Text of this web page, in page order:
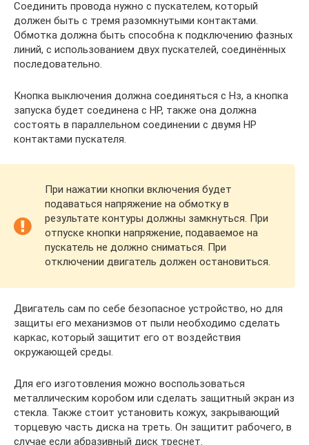
Соединить провода нужно с пускателем, который
должен быть с тремя разомкнутыми контактами.
Обмотка должна быть способна к подключению фазных
линий, с использованием двух пускателей, соединённых
последовательно.
Кнопка выключения должна соединяться с Нз, а кнопка
запуска будет соединена с НР, также она должна
состоять в параллельном соединении с двумя НР
контактами пускателя.
При нажатии кнопки включения будет
подаваться напряжение на обмотку в
результате контуры должны замкнуться. При
отпуске кнопки напряжение, подаваемое на
пускатель не должно сниматься. При
отключении двигатель должен остановиться.
Двигатель сам по себе безопасное устройство, но для
защиты его механизмов от пыли необходимо сделать
каркас, который защитит его от воздействия
окружающей среды.
Для его изготовления можно воспользоваться
металлическим коробом или сделать защитный экран из
стекла. Также стоит установить кожух, закрывающий
торцевую часть диска на треть. Он защитит рабочего, в
случае если абразивный диск треснет.